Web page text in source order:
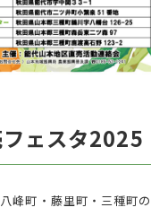
ェスタ2025
峰町・藤里町・三種町の